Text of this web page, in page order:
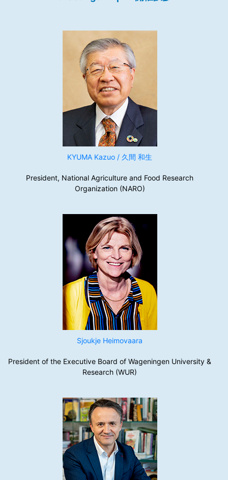
KYUMA Kazuo / 久間 和生
President, National Agriculture and Food Research
Organization (NARO)
Sjoukje Heimovaara
President of the Executive Board of Wageningen University &
Research (WUR)